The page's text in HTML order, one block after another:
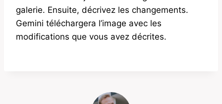
galerie. Ensuite, décrivez les changements.
Gemini téléchargera l’image avec les
modifications que vous avez décrites.